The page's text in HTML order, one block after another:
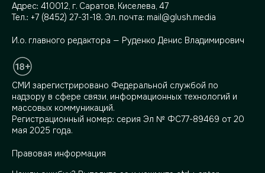
Адрес: 410012, г. Саратов, Киселева, 47
Тел.: +7 (8452) 27-31-18. Эл. почта: mail@glush.media
И.о. главного редактора — Руденко Денис Владимирович
СМИ зарегистрировано Федеральной службой по
надзору в сфере связи, информационных технологий и
массовых коммуникаций.
Регистрационный номер: серия Эл № ФС77-89469 от 20
мая 2025 года.
Правовая информация